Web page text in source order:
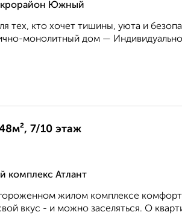
Южный
тех, кто хочет тишины, уюта и
монолитный дом —
7/10 этаж
комплекс Атлант
жилом комплексе
вкус - и можно заселяться. О